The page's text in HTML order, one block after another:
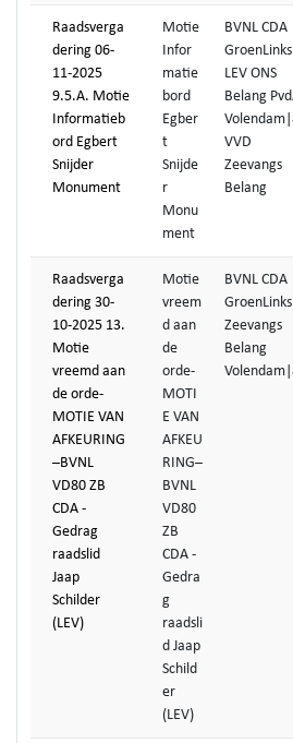
Raadsverga
dering 06-
11-2025
9.5.A. Motie
Informatieb
ord Egbert
Snijder
Monument
Motie
Infor
matie
bord
Egber
t
Snijde
r
Monu
ment
BVNL CDA
GroenLinks
LEV ONS
Belang
VVD
Zeevangs
Belang
Raadsverga
dering 30-
10-2025 13.
Motie
vreemd aan
de orde-
MOTIE VAN
AFKEURING
–BVNL
VD80 ZB
CDA -
Gedrag
raadslid
Jaap
Schilder
(LEV)
Motie
vreem
d aan
de
orde-
MOTI
E VAN
AFKEU
RING–
BVNL
VD80
ZB
CDA -
Gedra
g
raadsli
d Jaap
Schild
er
(LEV)
BVNL CDA
GroenLinks
Zeevangs
Belang